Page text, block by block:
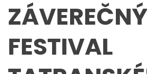
ZÁVEREČNÝ
FESTIVAL